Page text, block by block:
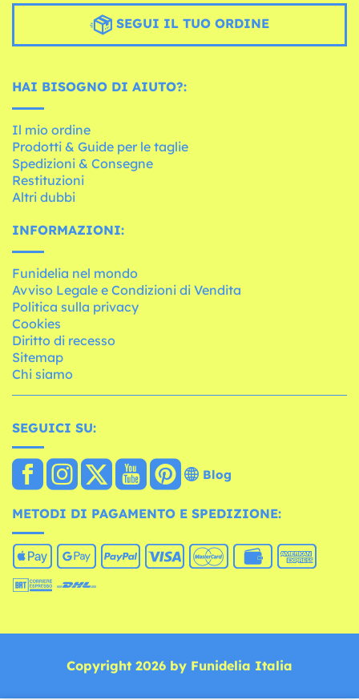
SEGUI IL TUO ORDINE
HAI BISOGNO DI AIUTO?:
Il mio ordine
Prodotti & Guide per le taglie
Spedizioni & Consegne
Restituzioni
Altri dubbi
INFORMAZIONI:
Funidelia nel mondo
Avviso Legale e Condizioni di Vendita
Politica sulla privacy
Cookies
Diritto di recesso
Sitemap
Chi siamo
SEGUICI SU:
Blog
METODI DI PAGAMENTO E SPEDIZIONE:
Copyright 2026 by Funidelia Italia